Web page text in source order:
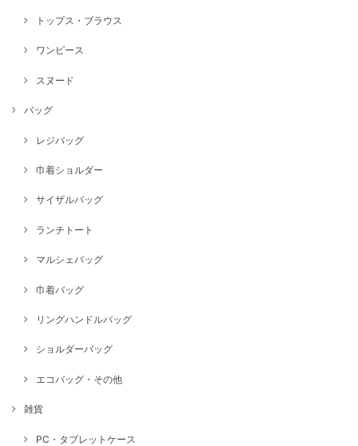
トップス・ブラウス
ワンピース
スヌード
バッグ
レジバッグ
巾着ショルダー
サイザルバッグ
ランチトート
マルシェバッグ
巾着バッグ
リングハンドルバッグ
ショルダーバッグ
エコバッグ・その他
雑貨
PC・タブレットケース